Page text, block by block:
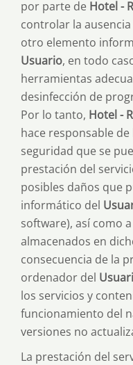
por parte de Hotel -
controlar la
otro elemento
Usuario, en todo
herramientas
desinfección de
Por lo tanto, Hotel -
hace responsable
seguridad que se
prestación del
posibles daños que
informático del
software), así como
almacenados en
consecuencia de la
ordenador del
los servicios y
funcionamiento del
versiones no
La prestación del